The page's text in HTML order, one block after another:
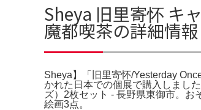
Sheya 旧里寄怀 キ
魔都喫茶の詳細情報
Sheya】「旧里寄怀/Yesterday
かれた日本での個展で購入しまし
ズ）2枚セット - 長野県東御市。
絵画3点。